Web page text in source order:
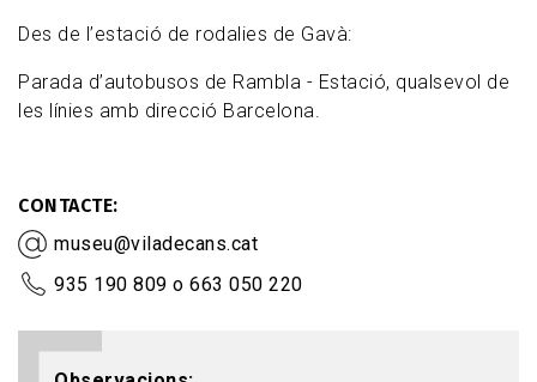
Des de l’estació de rodalies de Gavà:
Parada d’autobusos de Rambla - Estació, qualsevol de
les línies amb direcció Barcelona.
CONTACTE
museu@viladecans.cat
935 190 809 o 663 050 220